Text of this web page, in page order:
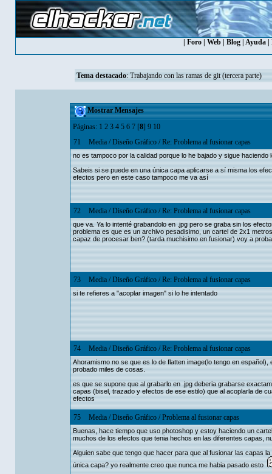
Foro| Web| Blog| Ayuda|
Tema destacado: Trabajando con las ramas de git (tercera parte)
Mostrar Mensajes
Páginas: 1 2 3 4 5 6 7[8] 9 10
71
Media/Diseño Gráfico/Re: Problema al fusionar capas
no es tampoco por la calidad porque lo he bajado y sigue haciendo
Sabeis si se puede en una única capa aplicarse a sí misma los
efectos pero en este caso tampoco me va así
72 Media/Diseño Gráfico/Re: Problema al fusionar capas
que va. Ya lo intenté grabandolo en .jpg pero se graba sin los
problema es que es un archivo pesadisimo, un cartel de 2x1
capaz de procesar ben? (tarda muchisimo en fusionar) voy a
73 Media/Diseño Gráfico/Re: Problema al fusionar capas
si te refieres a "acoplar imagen" si lo he intentado
74 Media/Diseño Gráfico/Re: Problema al fusionar capas
Ahoramismo no se que es lo de flatten image(lo tengo en
probado miles de cosas.
es que se supone que al grabarlo en .jpg deberia grabarse
capas (bisel, trazado y efectos de ese estilo) que al acoplarla de
efectos
75 Media/Diseño Gráfico/Problema al fusionar capas
Buenas, hace tiempo que uso photoshop y estoy haciendo un
muchos de los efectos que tenia hechos en las diferentes capas,
Alguien sabe que tengo que hacer para que al fusionar las capas
única capa? yo realmente creo que nunca me habia pasado esto